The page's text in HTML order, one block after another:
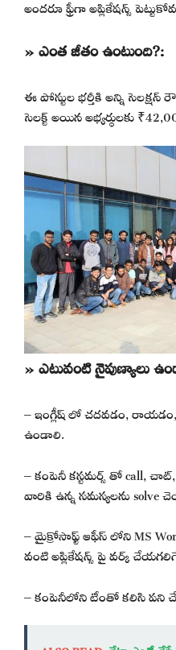
అందరూ ఫ్రీగా అప్లికేషన్స్
» ఎంత జీతం ఉంటుంది?:
ఈ పోస్టుల భర్తీకి అన్ని
సెలక్ట్ అయిన అభ్యర్థులకు
» ఎటువంటి నైపుణ్యాలు
– ఇంగ్లీష్ లో చదవడం,
ఉండాలి.
– కంపెనీ కస్టమర్స్ తో call,
వారికి ఉన్న సమస్యలను solve
– మైక్రోసాఫ్ట్ ఆఫీస్ లోని MS
వంటి అప్లికేషన్స్ పై వర్క్
– కంపెనీలోని టీంతో కలిసి పని